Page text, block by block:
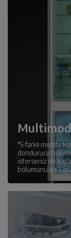
"5 farklı modda
dondurucu
isterseniz de
bölümünü ise